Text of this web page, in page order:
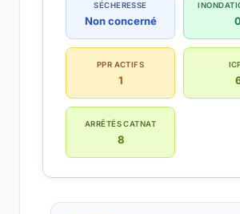
SÉCHERESSE
Non concerné
PPR ACTIFS
1
ARRÊTÉS CATNAT
8